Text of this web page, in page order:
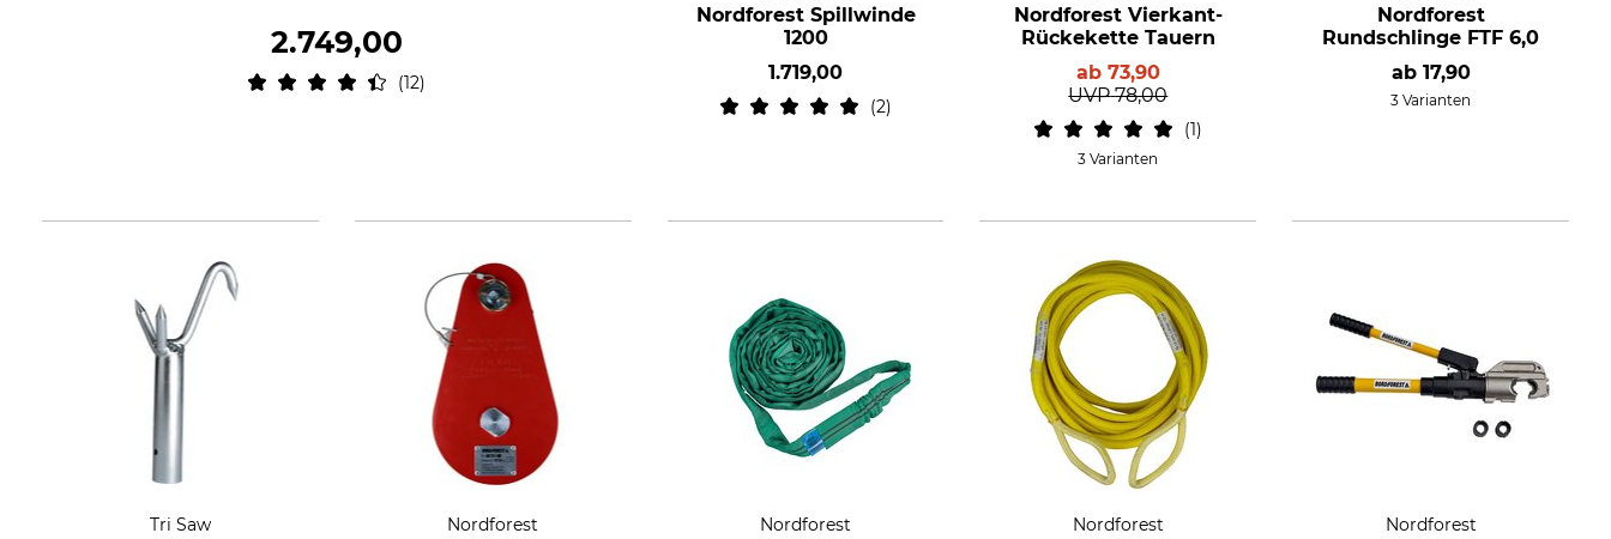
2.749,00
12
Nordforest Spillwinde
1200
1.719,00
2
Nordforest Vierkant-
Rückekette Tauern
ab 73,90
UVP 78,00
1
3 Varianten
Nordforest
Rundschlinge FTF 6,0
ab 17,90
3 Varianten
Tri Saw Nordforest Nordforest Nordforest Nordforest